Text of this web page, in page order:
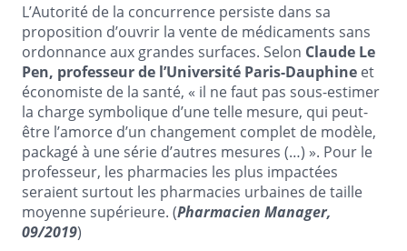
L’Autorité de la concurrence persiste dans sa
proposition d’ouvrir la vente de médicaments sans
ordonnance aux grandes surfaces. Selon Claude Le
Pen, professeur de l’Université Paris-Dauphine et
économiste de la santé, « il ne faut pas sous-estimer
la charge symbolique d’une telle mesure, qui peut-
être l’amorce d’un changement complet de modèle,
packagé à une série d’autres mesures (…) ». Pour le
professeur, les pharmacies les plus impactées
seraient surtout les pharmacies urbaines de taille
moyenne supérieure. (Pharmacien Manager,
09/2019)